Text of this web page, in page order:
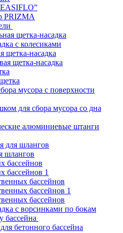
PRIZMA
щетка-насадка
с колесиками
щетка-насадка
щетка-насадка
мусора с поверхности
для сбора мусора со дна
алюминиевые штанги
для шлангов
шлангов
бассейнов
бассейнов 1
бассейнов
бассейнов 1
бассейнов
с ворсинками по бокам
бассейна
бетонного бассейна